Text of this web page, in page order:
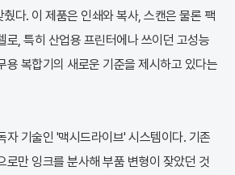
다. 이 제품은 인쇄와 복사, 스캔은 물론 팩
로, 특히 산업용 프린터에나 쓰이던 고성능
용 복합기의 새로운 기준을 제시하고 있다는
자 기술인 '맥시드라이브' 시스템이다. 기존
로만 잉크를 분사해 부품 변형이 잦았던 것